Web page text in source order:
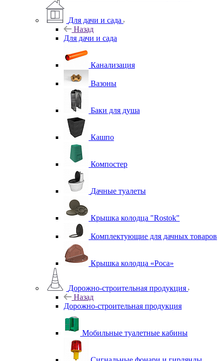
Для дачи и сада
Назад
Для дачи и сада
Канализация
Вазоны
Баки для душа
Кашпо
Компостер
Дачные туалеты
Крышка колодца "Rostok"
Комплектующие для дачных товаров
Крышка колодца «Роса»
Дорожно-строительная продукция
Назад
Дорожно-строительная продукция
Мобильные туалетные кабины